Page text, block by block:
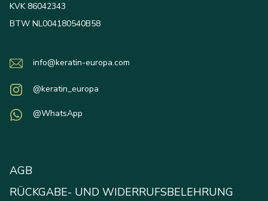
KVK 86042343
BTW NL004180540B58
info@keratin-europa.com
@keratin_europa
@WhatsApp
AGB
RÜCKGABE- UND WIDERRUFSBELEHRUNG